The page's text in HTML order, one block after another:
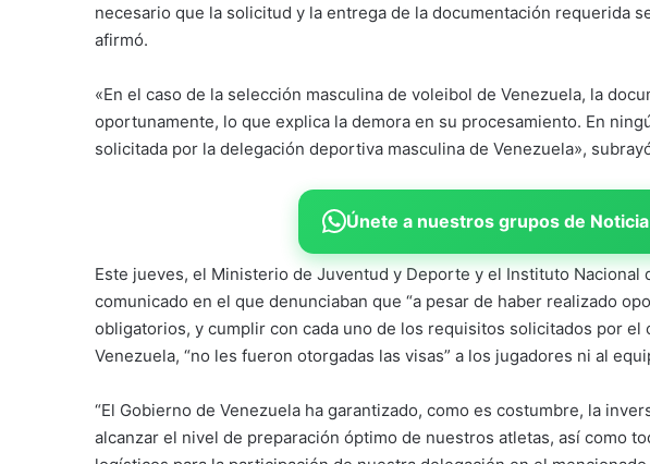
necesario que la solicitud y la entrega de la documentación requerida
afirmó.
«En el caso de la selección masculina de voleibol de Venezuela, la
oportunamente, lo que explica la demora en su procesamiento. En
solicitada por la delegación deportiva masculina de Venezuela»,
Únete a nuestros grupos de
Este jueves, el Ministerio de Juventud y Deporte y el Instituto
comunicado en el que denunciaban que “a pesar de haber realizado
obligatorios, y cumplir con cada uno de los requisitos solicitados por el
Venezuela, “no les fueron otorgadas las visas” a los jugadores ni al
“El Gobierno de Venezuela ha garantizado, como es costumbre, la
alcanzar el nivel de preparación óptimo de nuestros atletas, así como